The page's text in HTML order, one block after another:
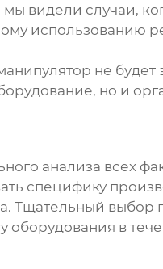
видели случаи,
использованию
не будет
но и
анализа всех
специфику
Тщательный выбор
в